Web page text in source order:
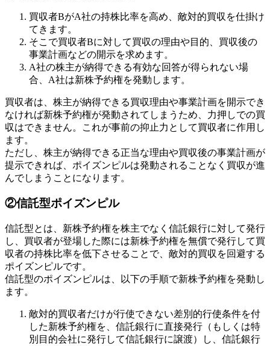
買収者BがA社の持株比率を高め、敵対的買収を仕掛け
てきます。
そこで買収者Bに対して買収の理由や目的、買収後の
事業計画などの開示を求めます。
A社の株主が納得できる有効な回答が得られない場
合、A社は新株予約権を発動します。
買収者は、株主が納得できる買収理由や事業計画を開示でき
なければ新株予約権が発動されてしまうため、力押しでの買
収はできません。これが事前の抑止力として買収者に作用し
ます。
ただし、株主が納得できる正当な理由や買収後の事業計画が
提示できれば、ポイズンピルは発動されることなく買収が進
んでしまうことになります。
②信託型ポイズンピル
信託型とは、新株予約権を株主でなく信託銀行に対して発行
し、買収者が登場した際には新株予約権を無償で発行して買
収者の持株比率を低下させることで、敵対的買収を回避する
ポイズンピルです。
信託型のポイズンピルは、以下の手順で新株予約権を発動し
ます。
敵対的買収者だけが行使できない差別的行使条件を付
した新株予約権を、信託銀行に直接発行（もしくは特
別目的会社に発行して信託銀行に譲渡）し、信託銀行